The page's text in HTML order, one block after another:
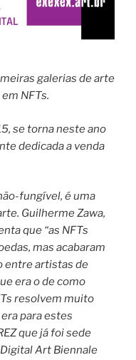
galerias de arte
NFTs.
se torna neste ano
dedicada a venda
fungível, é uma
Guilherme Zawa,
que “as NFTs
mas acabaram
entre artistas de
era o de como
resolvem muito
para estes
que já foi sede
Art Biennale